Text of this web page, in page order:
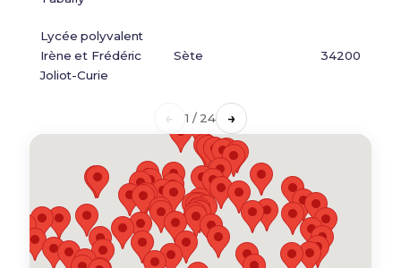
Lycée polyvalent
Irène et Frédéric
Joliot-Curie
Sète 34200
← 1 / 24 →